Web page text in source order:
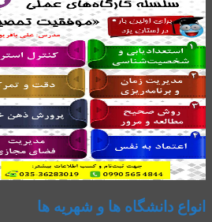
انواع دانشگاه ها و شهریه ها